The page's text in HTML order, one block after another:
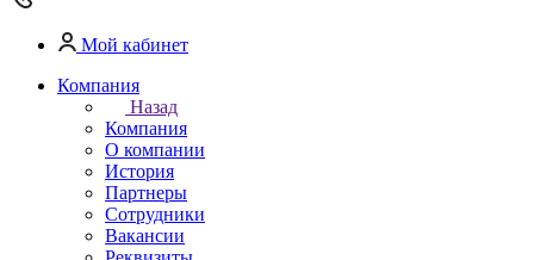
Мой кабинет
Компания
Назад
Компания
О компании
История
Партнеры
Сотрудники
Вакансии